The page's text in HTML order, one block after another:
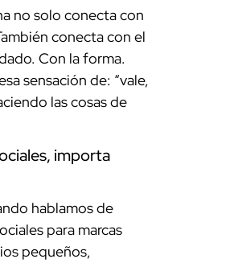
no solo conecta con
conecta con el
Con la forma.
sensación de: “vale,
las cosas de
importa
hablamos de
para marcas
pequeños,